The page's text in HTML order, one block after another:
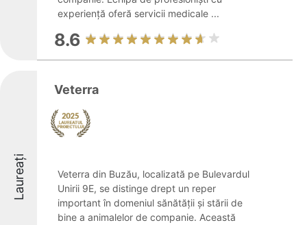
experiență oferă servicii medicale ...
8.6
Laureați
Veterra
Veterra din Buzău, localizată pe Bulevardul
Unirii 9E, se distinge drept un reper
important în domeniul sănătății și stării de
bine a animalelor de companie. Această